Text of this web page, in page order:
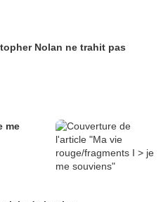
Nolan ne trahit pas
me